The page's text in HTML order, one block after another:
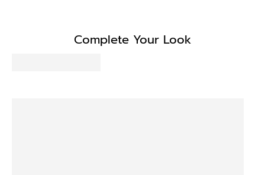
Complete Your Look